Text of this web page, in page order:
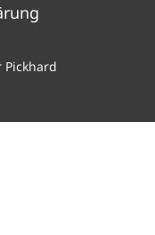
Pickhard